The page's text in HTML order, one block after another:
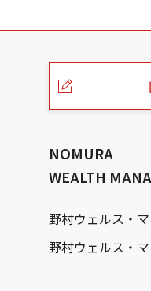
こ
NOMURA
WEALTH
野村ウェルス・
野村ウェルス・